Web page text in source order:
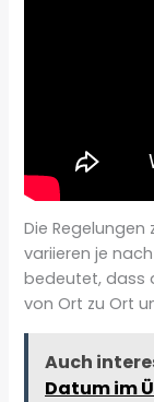
Die Regelungen
variieren je
bedeutet, dass
von Ort zu Ort
Auch
Datum im